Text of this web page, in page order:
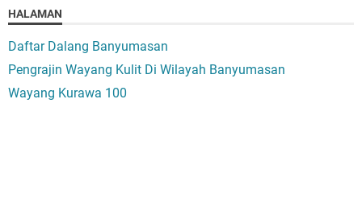
HALAMAN
Daftar Dalang Banyumasan
Pengrajin Wayang Kulit Di Wilayah Banyumasan
Wayang Kurawa 100